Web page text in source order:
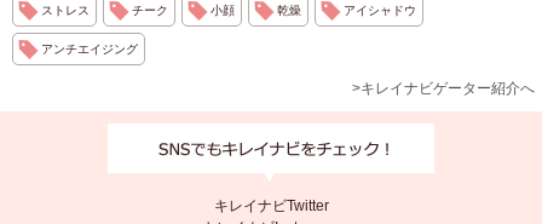
ストレス チーク 小顔 乾燥 アイシャドウ
アンチエイジング
>キレイナビゲーター紹介へ
キレイナビTwitter